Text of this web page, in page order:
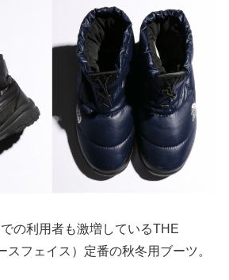
の利用者も激増しているTHE
スフェイス）定番の秋冬用ブーツ。